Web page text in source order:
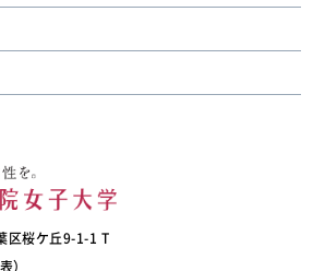
区桜ケ丘9-1-1 T
）